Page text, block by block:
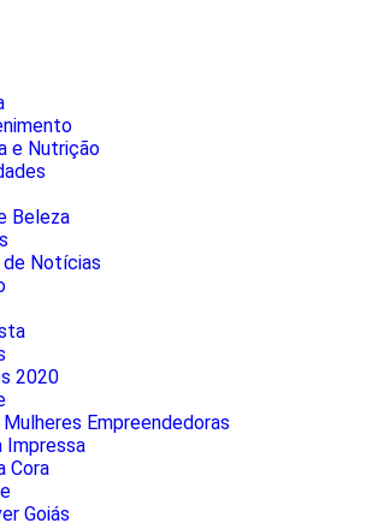
e Nutrição
Beleza
de Notícias
2020
Mulheres Empreendedoras
Impressa
Cora
Goiás